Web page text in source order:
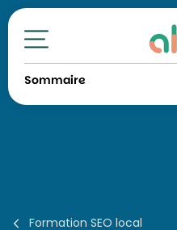
Toutes nos
Sommaire
Formation SEO local